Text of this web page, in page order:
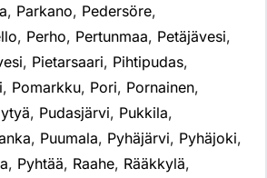
, Parkano, Pedersöre,
, Perho, Pertunmaa, Petäjävesi,
, Pietarsaari, Pihtipudas,
, Pomarkku, Pori, Pornainen,
, Pudasjärvi, Pukkila,
, Puumala, Pyhäjärvi, Pyhäjoki,
, Pyhtää, Raahe, Rääkkylä,